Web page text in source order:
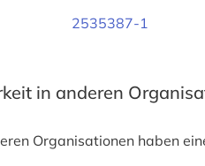
2535387-1
in anderen
Organisationen haben